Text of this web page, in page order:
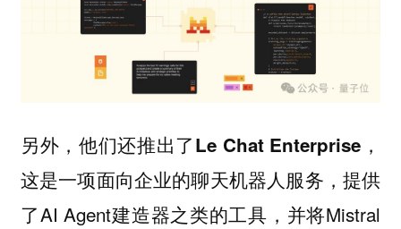
另外，他们还推出了Le Chat Enterprise ，
这是一项面向企业的聊天机器人服务，提供
了AI Agent建造器之类的工具，并将Mistral